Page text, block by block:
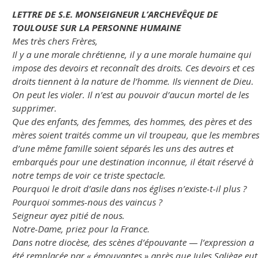
LETTRE DE S.E. MONSEIGNEUR L’ARCHEVÊQUE DE
TOULOUSE SUR LA PERSONNE HUMAINE
Mes très chers Frères,
Il y a une morale chrétienne, il y a une morale humaine qui
impose des devoirs et reconnaît des droits. Ces devoirs et ces
droits tiennent à la nature de l’homme. Ils viennent de Dieu.
On peut les violer. Il n’est au pouvoir d’aucun mortel de les
supprimer.
Que des enfants, des femmes, des hommes, des pères et des
mères soient traités comme un vil troupeau, que les membres
d’une même famille soient séparés les uns des autres et
embarqués pour une destination inconnue, il était réservé à
notre temps de voir ce triste spectacle.
Pourquoi le droit d’asile dans nos églises n’existe-t-il plus ?
Pourquoi sommes-nous des vaincus ?
Seigneur ayez pitié de nous.
Notre-Dame, priez pour la France.
Dans notre diocèse, des scènes d’épouvante — l’expression a